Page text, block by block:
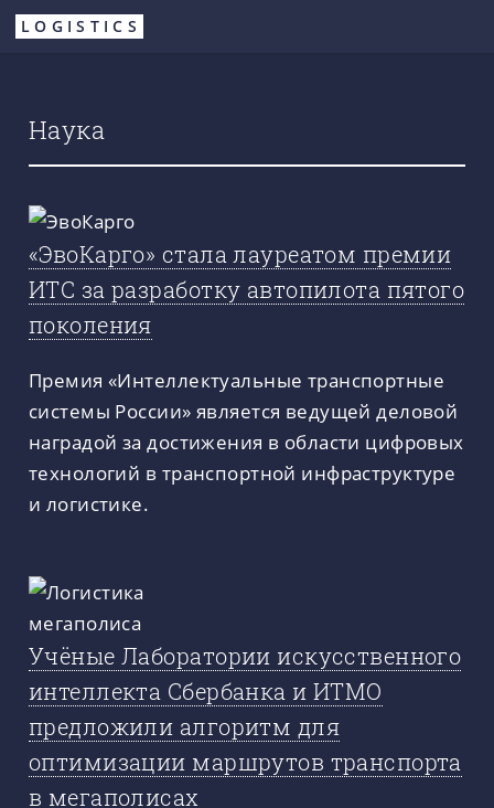
Перейти
LOGISTICS
Наука
«ЭвоКарго» стала лауреатом премии
ИТС за разработку автопилота пятого
поколения
Премия «Интеллектуальные транспортные
системы России» является ведущей деловой
наградой за достижения в области цифровых
технологий в транспортной инфраструктуре
и логистике.
Учёные Лаборатории искусственного
интеллекта Сбербанка и ИТМО
предложили алгоритм для
оптимизации маршрутов транспорта
в мегаполисах